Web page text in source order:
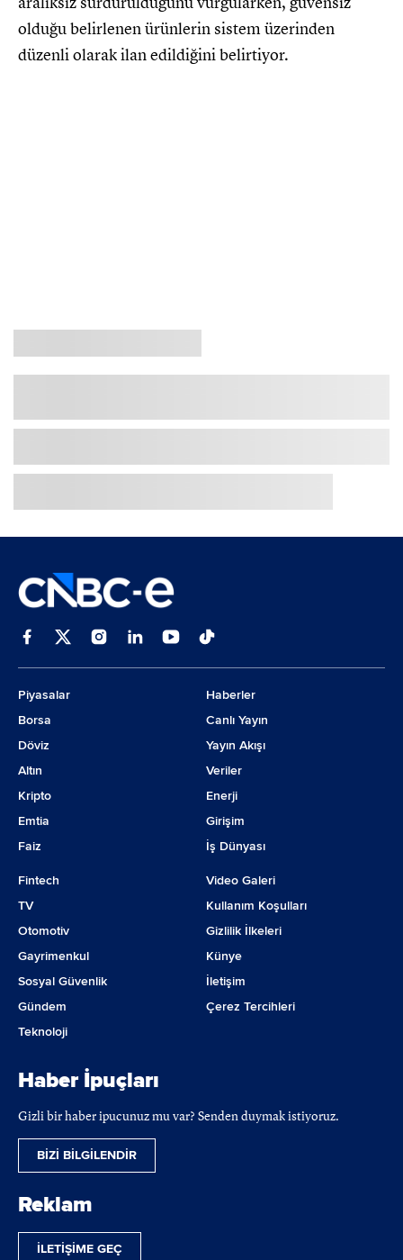
olduğu belirlenen ürünlerin sistem üzerinden
düzenli olarak ilan edildiğini belirtiyor.
Piyasalar
Borsa
Döviz
Altın
Kripto
Emtia
Faiz
Haberler
Canlı Yayın
Yayın Akışı
Veriler
Enerji
Girişim
İş Dünyası
Fintech
TV
Otomotiv
Gayrimenkul
Sosyal Güvenlik
Gündem
Teknoloji
Video Galeri
Kullanım Koşulları
Gizlilik İlkeleri
Künye
İletişim
Çerez Tercihleri
Haber İpuçları
Gizli bir haber ipucunuz mu var? Senden duymak istiyoruz.
BİZİ BİLGİLENDİR
Reklam
İLETİŞİME GEÇ